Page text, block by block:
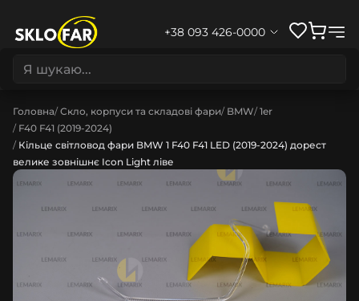
+38 093 426-0000
Головна Скло, корпуси та складові фари BMW 1er
F40 F41 (2019-2024)
Кільце світловод фари BMW 1 F40 F41 LED (2019-2024) дорест
велике зовнішнє Icon Light ліве